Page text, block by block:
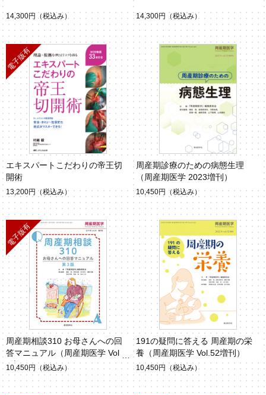
14,300円 （税込み） 14,300円 （税込み）
エキスパートこだわりの帝王切
開術
13,200円 （税込み）
周産期診療のための病態生理
（周産期医学 2023増刊）
10,450円 （税込み）
周産期相談310 お母さんへの回
答マニュアル（周産期医学 Vol.4
9増刊）
10,450円 （税込み）
191の疑問に答える 周産期の栄
養（周産期医学 Vol.52増刊）
10,450円 （税込み）